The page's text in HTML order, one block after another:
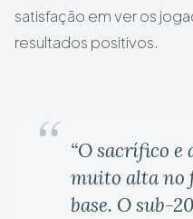
satisfação em ver os
resultados positivos.
“O sacrífico e
muito alta no
base. O sub-